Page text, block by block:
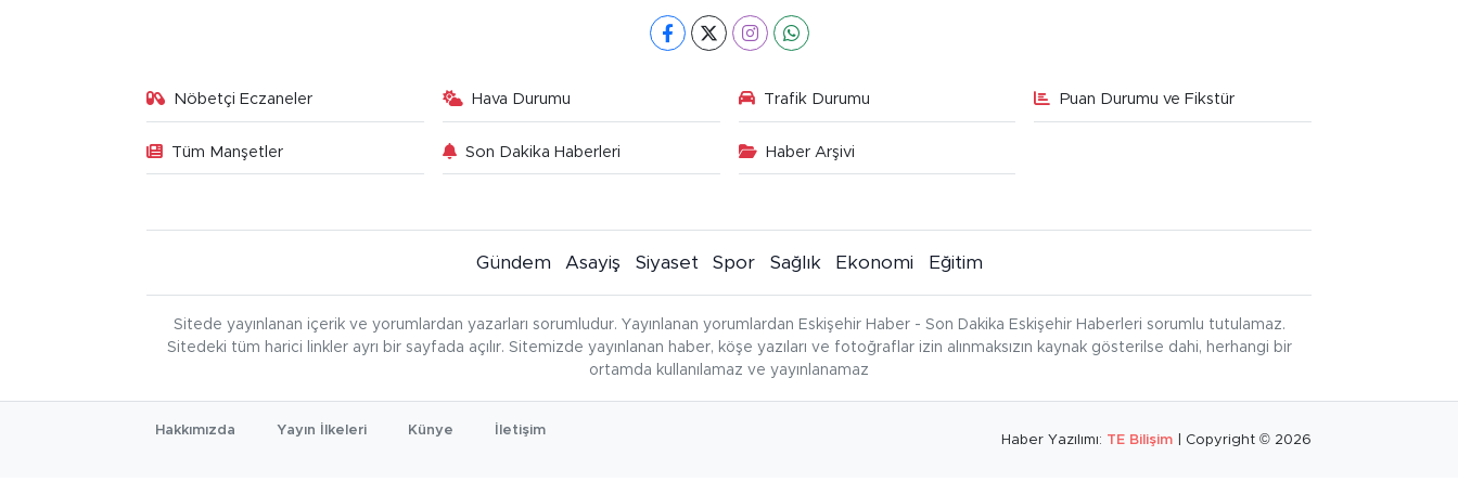
Nöbetçi Eczaneler Hava Durumu Trafik Durumu Puan Durumu ve Fikstür
Tüm Manşetler Son Dakika Haberleri Haber Arşivi
Gündem Asayiş Siyaset Spor Sağlık Ekonomi Eğitim
Sitede yayınlanan içerik ve yorumlardan yazarları sorumludur. Yayınlanan yorumlardan Eskişehir Haber - Son Dakika Eskişehir Haberleri sorumlu tutulamaz.
Sitedeki tüm harici linkler ayrı bir sayfada açılır. Sitemizde yayınlanan haber, köşe yazıları ve fotoğraflar izin alınmaksızın kaynak gösterilse dahi, herhangi bir
ortamda kullanılamaz ve yayınlanamaz
Hakkımızda Yayın İlkeleri Künye İletişim
Haber Yazılımı: TE Bilişim | Copyright © 2026